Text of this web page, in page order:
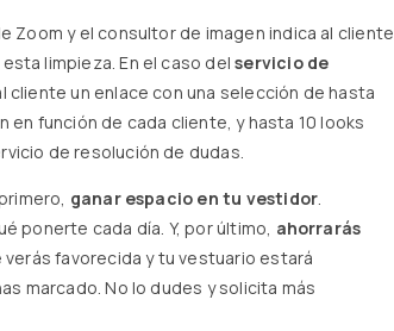
Zoom y el consultor de imagen indica al cliente
limpieza. En el caso delservicio de
cliente un enlace con una selección de hasta
función de cada cliente, y hasta 10 looks
de resolución de dudas.
ganar espacio en tu vestidor.
ponerte cada día. Y, por último, ahorrarás
favorecida y tu vestuario estará
marcado. No lo dudes y solicita más